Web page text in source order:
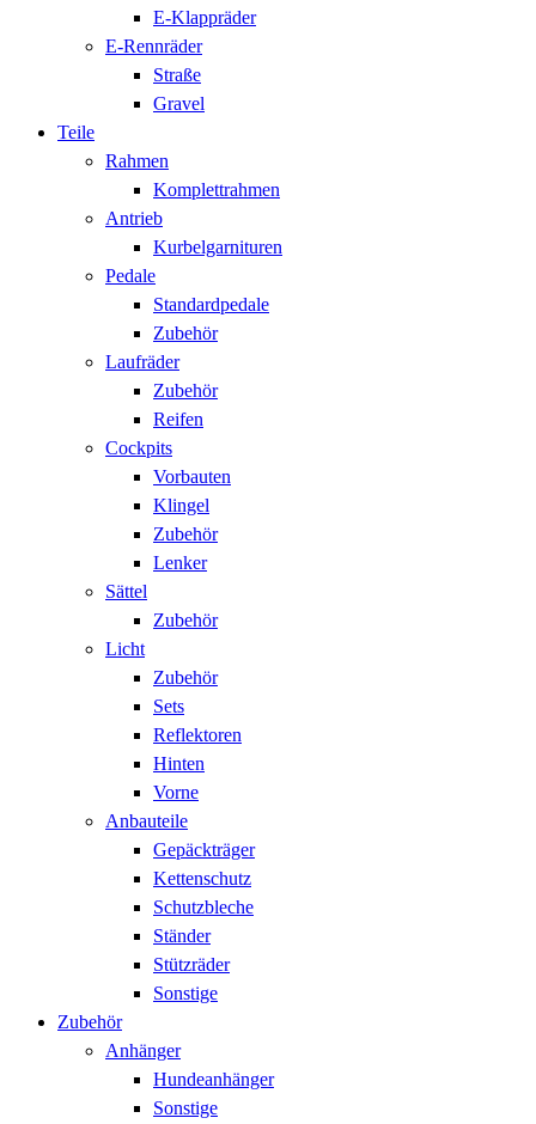
E-Klappräder
E-Rennräder
Straße
Gravel
Teile
Rahmen
Komplettrahmen
Antrieb
Kurbelgarnituren
Pedale
Standardpedale
Zubehör
Laufräder
Zubehör
Reifen
Cockpits
Vorbauten
Klingel
Zubehör
Lenker
Sättel
Zubehör
Licht
Zubehör
Sets
Reflektoren
Hinten
Vorne
Anbauteile
Gepäckträger
Kettenschutz
Schutzbleche
Ständer
Stützräder
Sonstige
Zubehör
Anhänger
Hundeanhänger
Sonstige